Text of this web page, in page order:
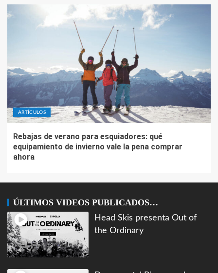
ARTÍCULOS
Rebajas de verano para esquiadores: qué
equipamiento de invierno vale la pena comprar
ahora
ÚLTIMOS VIDEOS PUBLICADOS…
Head Skis presenta Out of
the Ordinary